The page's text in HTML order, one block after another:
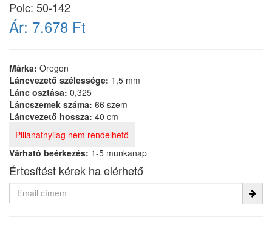
Polc: 50-142
Ár: 7.678 Ft
Márka: Oregon
Láncvezető szélessége: 1,5 mm
Lánc osztása: 0,325
Láncszemek száma: 66 szem
Láncvezető hossza: 40 cm
Pillanatnyilag nem rendelhető
Várható beérkezés: 1-5 munkanap
Értesítést kérek ha elérhető